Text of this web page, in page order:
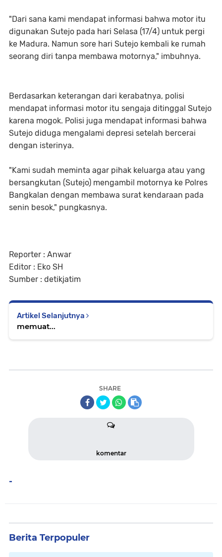
"Dari sana kami mendapat informasi bahwa motor itu
digunakan Sutejo pada hari Selasa (17/4) untuk pergi
ke Madura. Namun sore hari Sutejo kembali ke rumah
seorang diri tanpa membawa motornya," imbuhnya.
Berdasarkan keterangan dari kerabatnya, polisi
mendapat informasi motor itu sengaja ditinggal Sutejo
karena mogok. Polisi juga mendapat informasi bahwa
Sutejo diduga mengalami depresi setelah bercerai
dengan isterinya.
"Kami sudah meminta agar pihak keluarga atau yang
bersangkutan (Sutejo) mengambil motornya ke Polres
Bangkalan dengan membawa surat kendaraan pada
senin besok," pungkasnya.
Reporter : Anwar
Editor : Eko SH
Sumber : detikjatim
Artikel Selanjutnya
memuat...
SHARE
komentar
-
Berita Terpopuler